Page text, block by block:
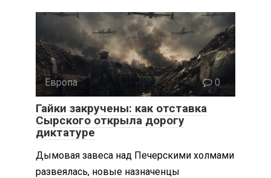
Европа 0
Гайки закручены: как отставка
Сырского открыла дорогу
диктатуре
Дымовая завеса над Печерскими холмами
развеялась, новые назначенцы